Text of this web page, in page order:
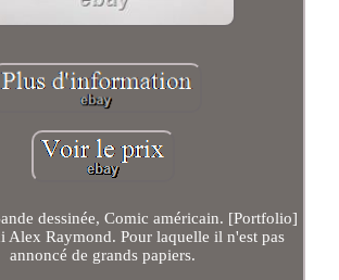
dessinée, Comic américain. [Portfolio]
Alex Raymond. Pour laquelle il n'est pas
annoncé de grands papiers.